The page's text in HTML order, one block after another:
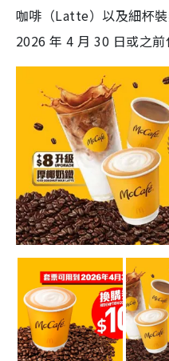
咖啡（Latte）以及細杯
2026 年 4 月 30 日或之前